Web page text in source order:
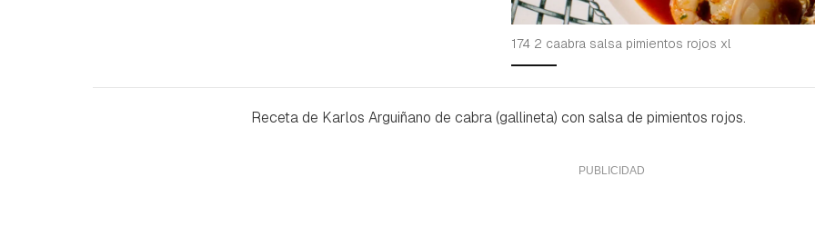
174 2 caabra salsa pimientos rojos xl
Receta de Karlos Arguiñano de cabra (gallineta) con salsa de pimientos rojos.